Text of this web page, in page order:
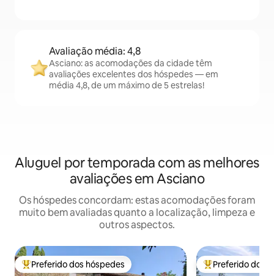
Avaliação média: 4,8
Asciano: as acomodações da cidade têm
avaliações excelentes dos hóspedes — em
média 4,8, de um máximo de 5 estrelas!
Aluguel por temporada com as melhores
avaliações em Asciano
Os hóspedes concordam: estas acomodações foram
muito bem avaliadas quanto a localização, limpeza e
outros aspectos.
Entre os melhores preferidos dos hóspedes
Preferido dos hóspedes Entre os
Preferido dos